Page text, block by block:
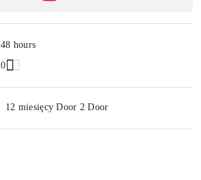
48 hours
0
12 miesięcy Door 2 Door